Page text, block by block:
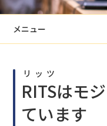
メニュー
RITS
リッツ
はモ
ています